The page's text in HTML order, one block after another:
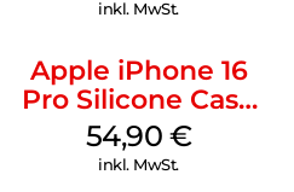
inkl. MwSt.
Apple iPhone 16
Pro Silicone Case
MagSafe Black
54,90 €
inkl. MwSt.